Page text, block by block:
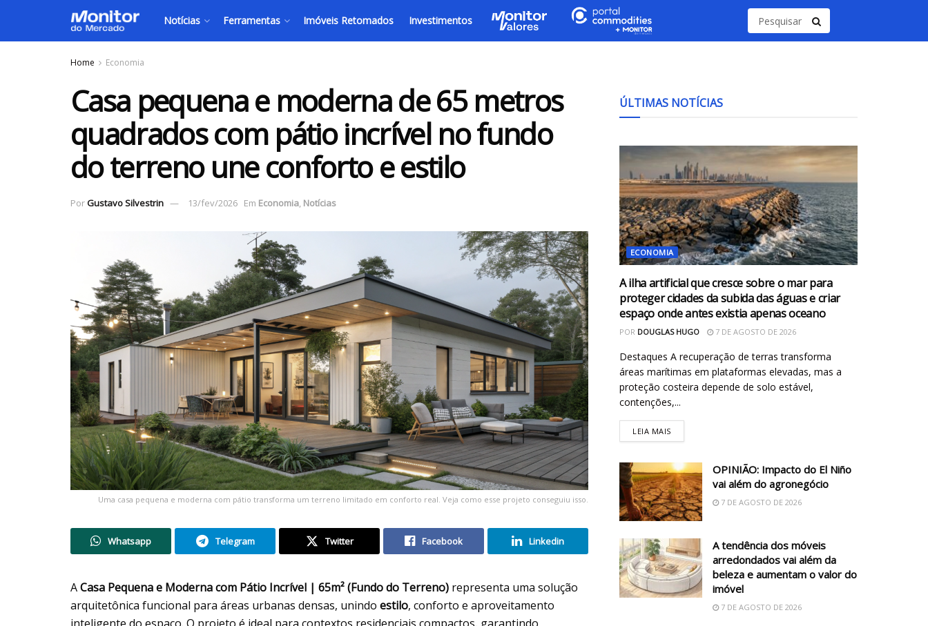
Notícias Ferramentas Imóveis Retomados Investimentos
Home Economia
Casa pequena e moderna de 65 metros
quadrados com pátio incrível no fundo
do terreno une conforto e estilo
PorGustavo Silvestrin 13/fev/2026 Em Economia, Notícias
Uma casa pequena e moderna com pátio transforma um terreno limitado em conforto real. Veja como esse projeto conseguiu isso.
Whatsapp Telegram Twitter Facebook Linkedin
ACasa Pequena e Moderna com Pátio Incrível | 65m² (Fundo do Terreno) representa uma solução
arquitetônica funcional para áreas urbanas densas, unindo estilo, conforto e aproveitamento
ÚLTIMAS NOTÍCIAS
ECONOMIA
A ilha artificial que cresce sobre o mar para
proteger cidades da subida das águas e criar
espaço onde antes existia apenas oceano
POR DOUGLAS HUGO 7 DE AGOSTO DE 2026
Destaques A recuperação de terras transforma
áreas marítimas em plataformas elevadas, mas a
proteção costeira depende de solo estável,
contenções,...
LEIA MAIS
OPINIÃO: Impacto do El Niño
vai além do agronegócio
7 DE AGOSTO DE 2026
A tendência dos móveis
arredondados vai além da
beleza e aumentam o valor do
imóvel
7 DE AGOSTO DE 2026